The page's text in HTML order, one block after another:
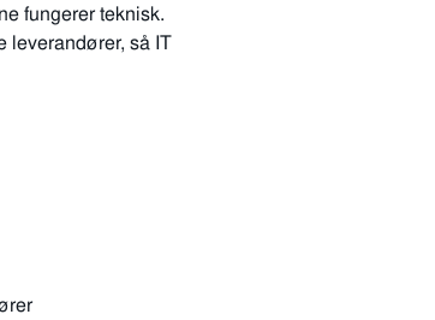
fungerer teknisk.
leverandører, så IT